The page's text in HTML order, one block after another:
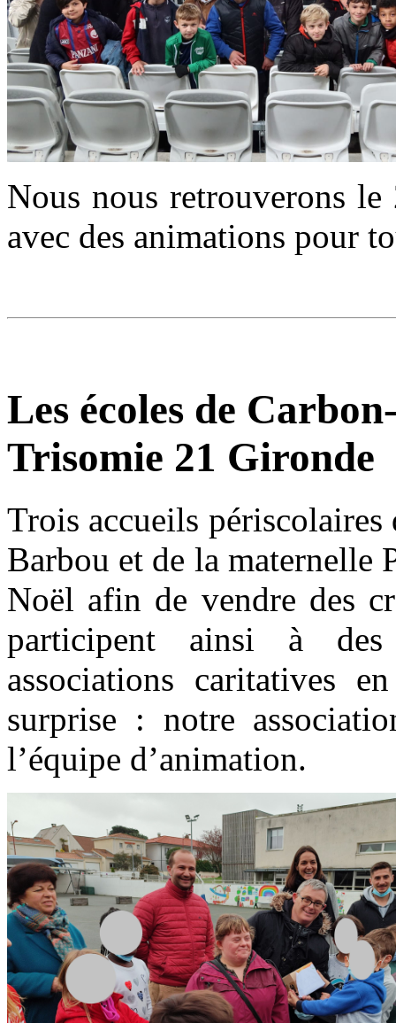
Nous nous retrouverons le
avec des animations pour
Les écoles de
Trisomie 21 Gironde
Trois accueils périscolaires
Barbou et de la maternelle
Noël afin de vendre des
participent ainsi à
associations caritatives
surprise : notre
l’équipe d’animation.